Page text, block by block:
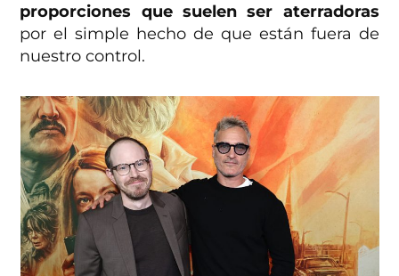
proporciones que suelen ser aterradoras
por el simple hecho de que están fuera de
nuestro control.